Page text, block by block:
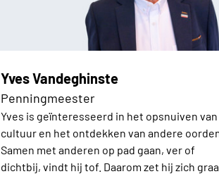
Yves Vandeghinste
Penningmeester
Yves is geïnteresseerd in het opsnuiven van
cultuur en het ontdekken van andere
Samen met anderen op pad gaan, ver of
dichtbij, vindt hij tof. Daarom zet hij zich